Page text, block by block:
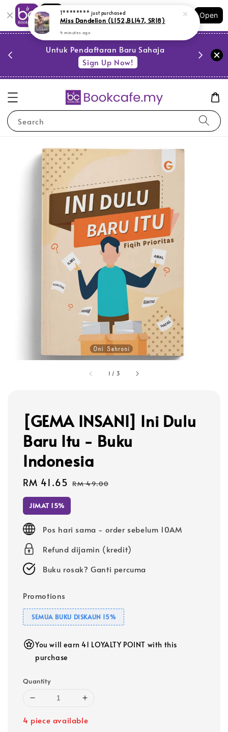
Shopping: Track Your Order
Your Trusted Shops
Open
Untuk Pendaftaran Baru Sahaja
Sign Up Now!
Search
1 / 3
[GEMA INSANI] Ini Dulu
Baru Itu - Buku
Indonesia
Sale
price
RM 41.65 Regular
RM 49.00
JIMAT 15%
Pos hari sama - order sebelum 10AM
Refund dijamin (kredit)
Buku rosak? Ganti percuma
Promotions
SEMUA BUKU DISKAUN 15%
You will earn 41 LOYALTY POINT with this
purchase
Quantity
4 piece available
T******** just purchased
Miss Dandelion (L152,BL147, SR18)
4 minutes ago